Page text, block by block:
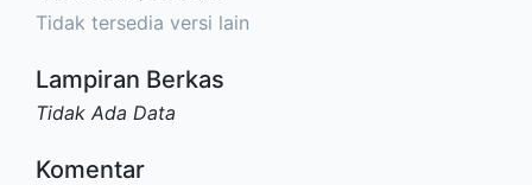
Tidak tersedia versi lain
Lampiran Berkas
Tidak Ada Data
Komentar